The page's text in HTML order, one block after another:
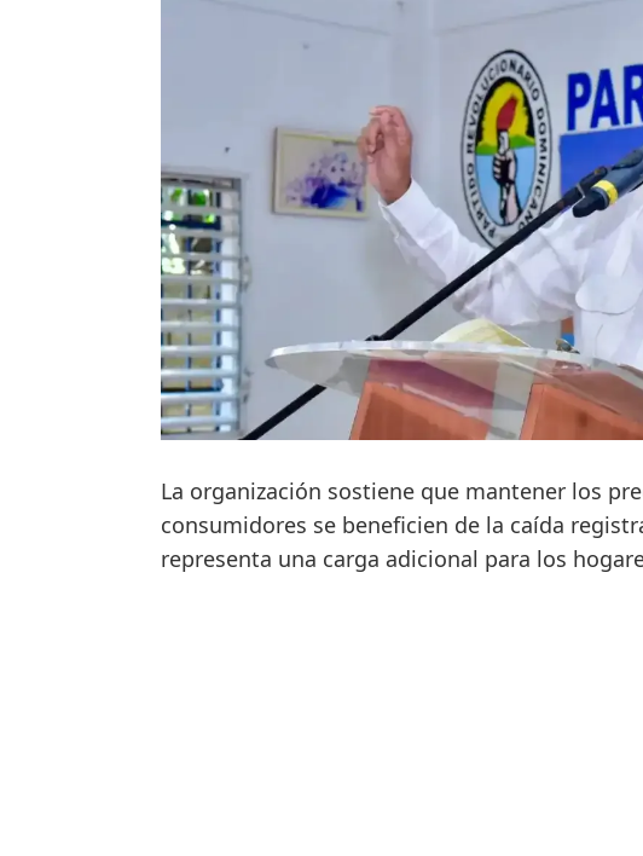
La organización sostiene que mantener los
consumidores se beneficien de la caída
representa una carga adicional para los